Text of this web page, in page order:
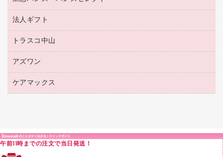
ファイルボックス
パイプ式ファイル
その他ファイル
クリヤーホルダー
クリヤーブック（差替式）
クリヤーブック（固定式）
Ｚ式ファイル
ボールペン（油性）
ボールペン（ゲルインク）
シャープペンシル用替芯
接着用品
針なしステープラー
紙めくり
裁断機
印章用品
陳列什器
紙手提げ袋
レジ・ポリ袋
ディスプレイ用品
カウンター／お会計用品
東急ハンズ
法人ギフト
高島屋
高島屋（食品・飲料）
カウネットギフト（食品・飲料）
トラスコ中山
建築・作業用品
アズワン
医療・介護用品（食品・飲料・食添製品）
ケアマックス
午前11時までの注文で当日発送！